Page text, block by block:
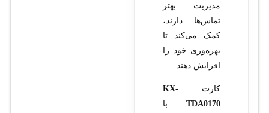
مدیریت بهتر
تماس‌ها دارند،
کمک می‌کند تا
بهره‌وری خود را
افزایش دهند.
کارت KX-
TDA0170با